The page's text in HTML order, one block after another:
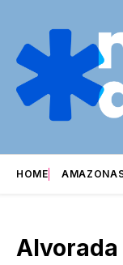
HOME
Alvorada